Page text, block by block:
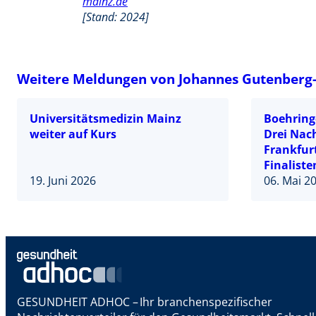
[Stand: 2024]
Weitere Meldungen von Johannes
Universitätsmedizin Mainz
weiter auf Kurs
19. Juni 2026
Drei
06. Mai
GESUNDHEIT ADHOC – Ihr branchenspezifischer